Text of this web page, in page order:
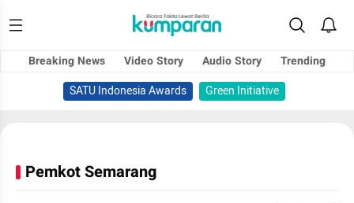
Breaking News Video Story Audio Story
Trending
SATU Indonesia Awards
Green Initiative
Pemkot Semarang